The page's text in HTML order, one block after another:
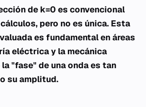
de k=0 es convencional
pero no es única. Esta
es fundamental en áreas
eléctrica y la mecánica
"fase" de una onda es tan
su amplitud.